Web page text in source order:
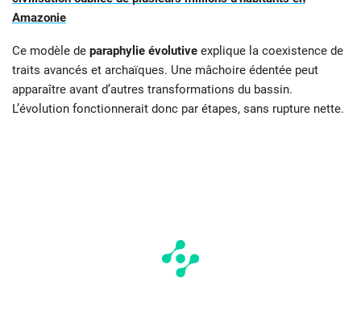
Amazonie
Ce modèle de paraphylie évolutive explique la coexistence de
traits avancés et archaïques. Une mâchoire édentée peut
apparaître avant d’autres transformations du bassin.
L’évolution fonctionnerait donc par étapes, sans rupture nette.